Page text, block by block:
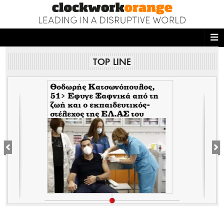
NEWS DESK
THE ONES WHO DO
MAGAZINE
TOP LINE
Θοδωρής Κατσωνόπουλος,
51> Εφυγε Ξαφνικά από τη
ζωή και ο εκπαιδευτικός-
στέλεχος της EΛ.ΑΣ του
Τσίπρα, λίγο αφότου έφυγε
ξαφνικά και ο Ανδρέας
Μπρακούλιας, 55 του
Mέρα25